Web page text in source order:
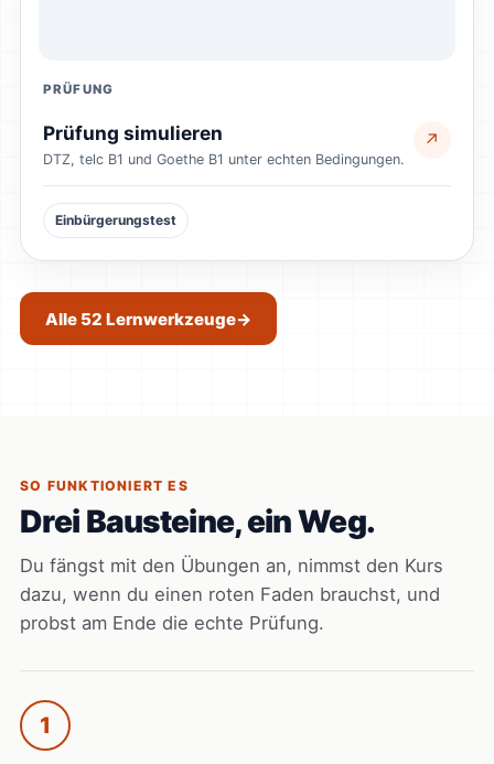
PRÜFUNG
Prüfung simulieren
DTZ, telc B1 und Goethe B1 unter echten Bedingungen.
↗
Einbürgerungstest
Alle 52 Lernwerkzeuge→
SO FUNKTIONIERT ES
Drei Bausteine, ein Weg.
Du fängst mit den Übungen an, nimmst den Kurs
dazu, wenn du einen roten Faden brauchst, und
probst am Ende die echte Prüfung.
1